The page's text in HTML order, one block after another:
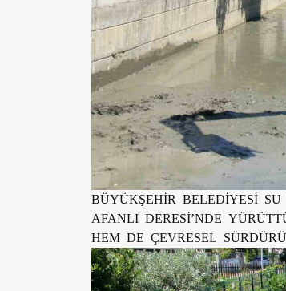
BÜYÜKŞEHİR BELEDİYESİ
AFANLI DERESİ’NDE
HEM DE ÇEVRESEL